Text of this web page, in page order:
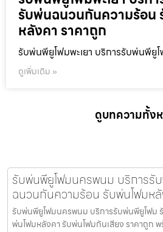
รับพ่นฉนวนกันความร้อน
หลังคา ราคาถูก
รับพ่นพียูโฟมพะเยา บริการรับพ่นพียู
ดูเพิ่มเติม »
ดูบทความทั้ง
รับพ่นพียูโฟมนครพนม บริการรั
ฉนวนกันความร้อน รับพ่นโฟมหลั
รับพ่นพียูโฟมนครพนม บริการรับพ่นพียูโฟม
พ่นโฟมหลังคา รับพ่นโฟมกันเสียง ราคาถูก